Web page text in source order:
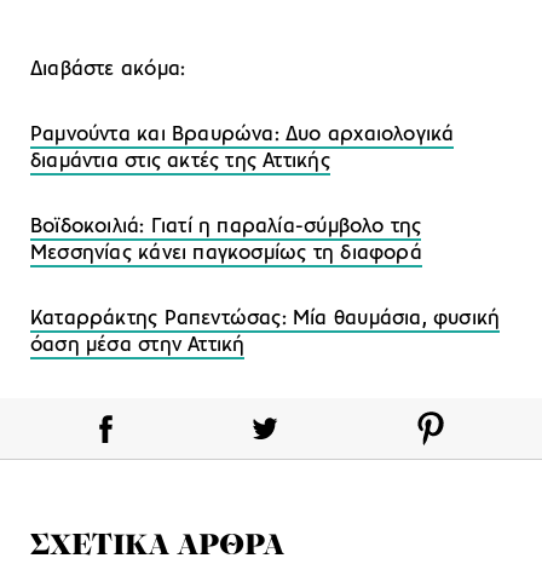
Διαβάστε ακόμα:
Ραμνούντα και Βραυρώνα: Δυο αρχαιολογικά
διαμάντια στις ακτές της Αττικής
Βοϊδοκοιλιά: Γιατί η παραλία-σύμβολο της
Μεσσηνίας κάνει παγκοσμίως τη διαφορά
Καταρράκτης Ραπεντώσας: Μία θαυμάσια, φυσική
όαση μέσα στην Αττική
ΣΧΕΤΙΚΑ ΑΡΘΡΑ